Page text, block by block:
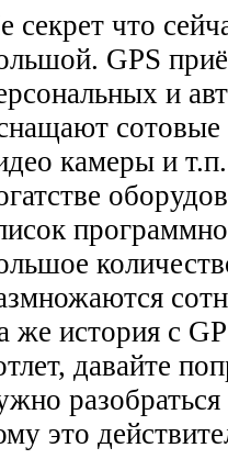
секрет что
GPS
и
камеры и
же история с
давайте
это